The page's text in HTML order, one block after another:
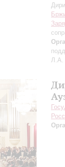
Л.А.